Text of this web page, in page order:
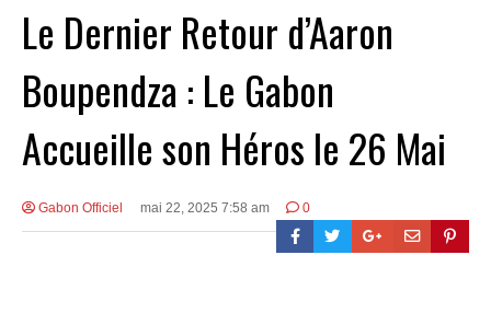
Le Dernier Retour d’Aaron
Boupendza : Le Gabon
Accueille son Héros le 26 Mai
Gabon Officiel mai 22, 2025 7:58 am 0